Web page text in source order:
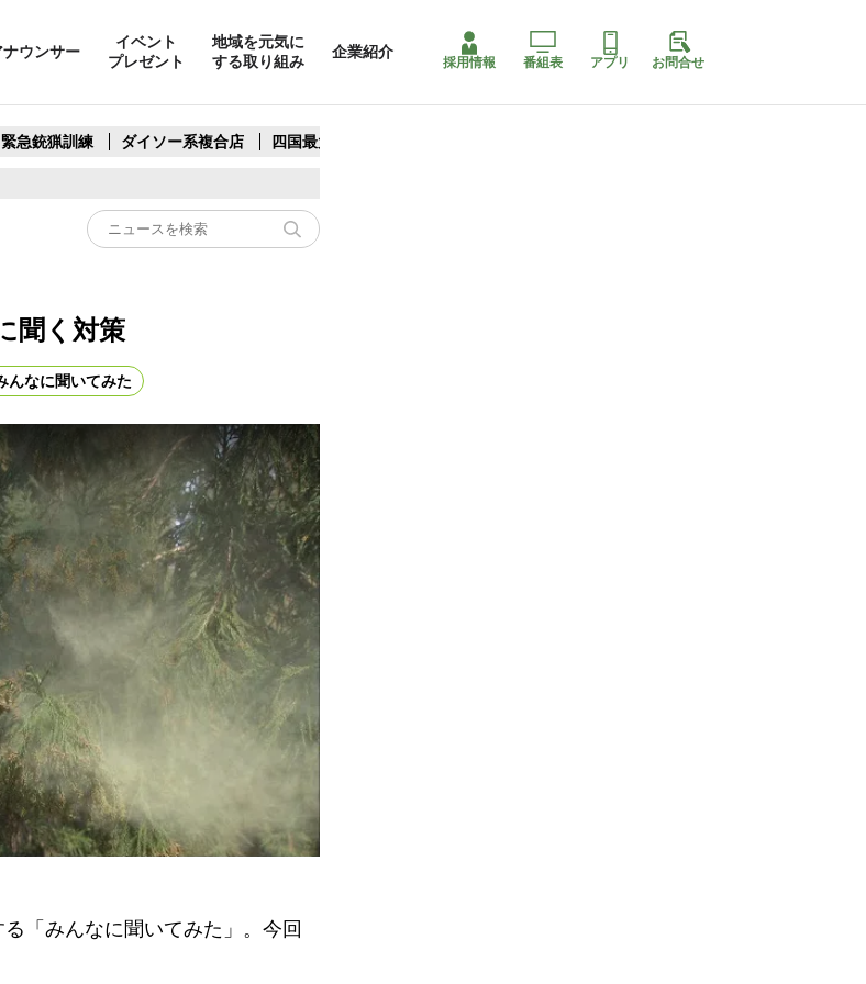
ナウンサー
イベント
プレゼント
地域を元気に
する取り組み
企業紹介
採用情報 番組表 アプリ お問合せ
緊急銃猟訓練 ダイソー系複合店 四国最大スリコ
聞く対策
んなに聞いてみた
「みんなに聞いてみた」。今回